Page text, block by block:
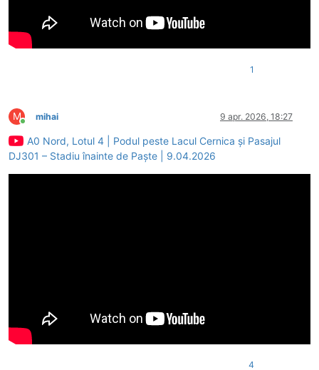
1
M
Conectat
mihai 9 apr. 2026, 18:27
A0 Nord, Lotul 4 | Podul peste Lacul Cernica și Pasajul
DJ301 – Stadiu înainte de Paște | 9.04.2026
4